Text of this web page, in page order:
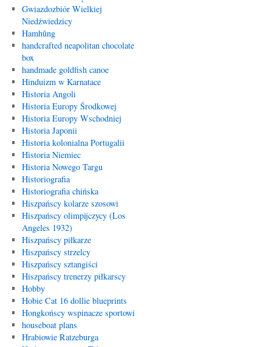
Gwiazdozbiór Wielkiej
Niedźwiedzicy
Hamhŭng
handcrafted neapolitan chocolate
box
handmade goldfish canoe
Hinduizm w Karnatace
Historia Angoli
Historia Europy Środkowej
Historia Europy Wschodniej
Historia Japonii
Historia kolonialna Portugalii
Historia Niemiec
Historia Nowego Targu
Historiografia
Historiografia chińska
Hiszpańscy kolarze szosowi
Hiszpańscy olimpijczycy (Los
Angeles 1932)
Hiszpańscy piłkarze
Hiszpańscy strzelcy
Hiszpańscy sztangiści
Hiszpańscy trenerzy piłkarscy
Hobby
Hobie Cat 16 dollie blueprints
Hongkońscy wspinacze sportowi
houseboat plans
Hrabiowie Ratzeburga